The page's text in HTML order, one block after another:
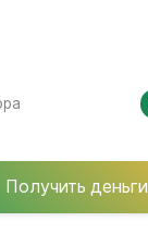
Получить деньги